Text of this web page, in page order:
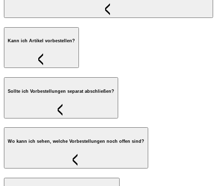
Kann ich Artikel vorbestellen?
Sollte ich Vorbestellungen separat abschließen?
Wo kann ich sehen, welche Vorbestellungen noch offen sind?